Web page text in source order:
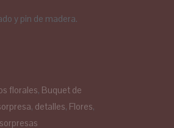
y pin de madera.
florales, Buquet de
, detalles, Flores,
sorpresas